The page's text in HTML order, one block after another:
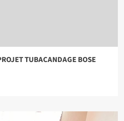
TUBACANDAGE BOSE